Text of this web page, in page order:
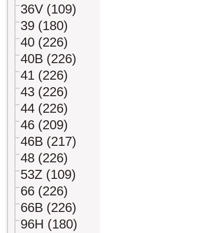
36V (109)
39 (180)
40 (226)
40B (226)
41 (226)
43 (226)
44 (226)
46 (209)
46B (217)
48 (226)
53Z (109)
66 (226)
66B (226)
96H (180)